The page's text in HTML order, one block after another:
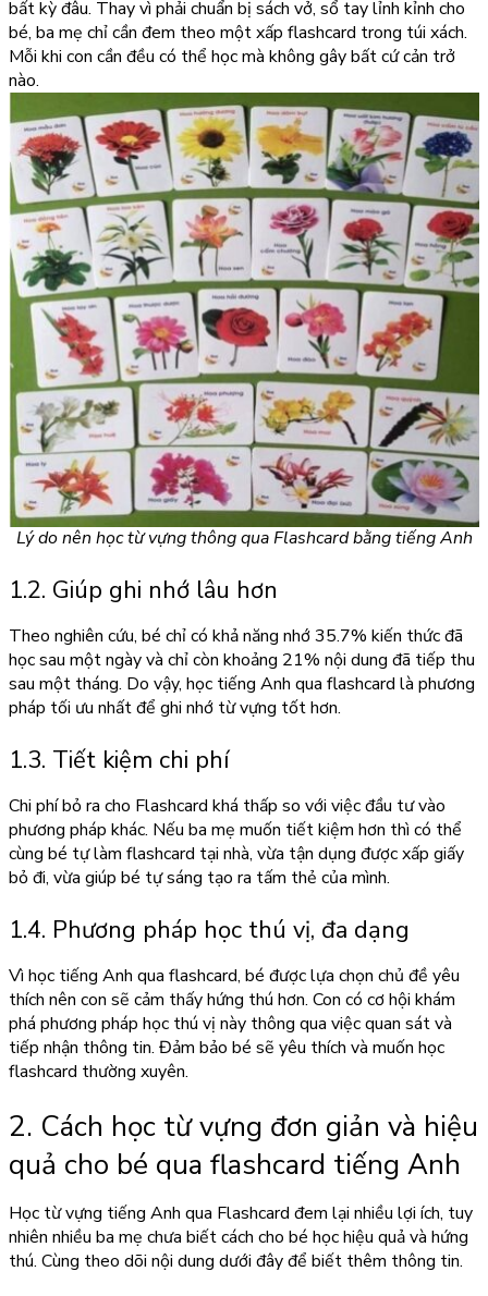
bất kỳ đâu. Thay vì phải chuẩn bị sách vở, sổ tay lỉnh kỉnh cho
bé, ba mẹ chỉ cần đem theo một xấp flashcard trong túi xách.
Mỗi khi con cần đều có thể học mà không gây bất cứ cản trở
nào.
Lý do nên học từ vựng thông qua Flashcard bằng tiếng Anh
1.2. Giúp ghi nhớ lâu hơn
Theo nghiên cứu, bé chỉ có khả năng nhớ 35.7% kiến thức đã
học sau một ngày và chỉ còn khoảng 21% nội dung đã tiếp thu
sau một tháng. Do vậy, học tiếng Anh qua flashcard là phương
pháp tối ưu nhất để ghi nhớ từ vựng tốt hơn.
1.3. Tiết kiệm chi phí
Chi phí bỏ ra cho Flashcard khá thấp so với việc đầu tư vào
phương pháp khác. Nếu ba mẹ muốn tiết kiệm hơn thì có thể
cùng bé tự làm flashcard tại nhà, vừa tận dụng được xấp giấy
bỏ đi, vừa giúp bé tự sáng tạo ra tấm thẻ của mình.
1.4. Phương pháp học thú vị, đa dạng
Vì học tiếng Anh qua flashcard, bé được lựa chọn chủ đề yêu
thích nên con sẽ cảm thấy hứng thú hơn. Con có cơ hội khám
phá phương pháp học thú vị này thông qua việc quan sát và
tiếp nhận thông tin. Đảm bảo bé sẽ yêu thích và muốn học
flashcard thường xuyên.
2. Cách học từ vựng đơn giản và hiệu
quả cho bé qua flashcard tiếng Anh
Học từ vựng tiếng Anh qua Flashcard đem lại nhiều lợi ích, tuy
nhiên nhiều ba mẹ chưa biết cách cho bé học hiệu quả và hứng
thú. Cùng theo dõi nội dung dưới đây để biết thêm thông tin.